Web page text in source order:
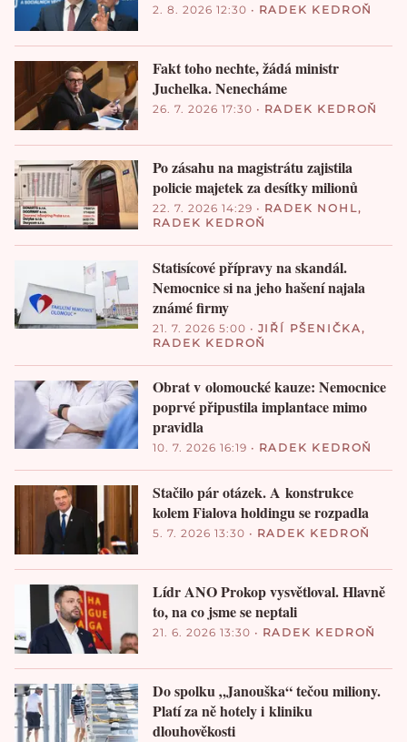
2. 8. 2026 12:30 • RADEK KEDROŇ
Fakt toho nechte, žádá ministr
Juchelka. Nenecháme
26. 7. 2026 17:30 • RADEK KEDROŇ
Po zásahu na magistrátu zajistila
policie majetek za desítky milionů
22. 7. 2026 14:29 • RADEK NOHL ,
RADEK KEDROŇ
Statisícové přípravy na skandál.
Nemocnice si na jeho hašení najala
známé firmy
21. 7. 2026 5:00 • JIŘÍ PŠENIČKA ,
RADEK KEDROŇ
Obrat v olomoucké kauze: Nemocnice
poprvé připustila implantace mimo
pravidla
10. 7. 2026 16:19 • RADEK KEDROŇ
Stačilo pár otázek. A konstrukce
kolem Fialova holdingu se rozpadla
5. 7. 2026 13:30 • RADEK KEDROŇ
Lídr ANO Prokop vysvětloval. Hlavně
to, na co jsme se neptali
21. 6. 2026 13:30 • RADEK KEDROŇ
Do spolku „Janouška“ tečou miliony.
Platí za ně hotely i kliniku
dlouhověkosti